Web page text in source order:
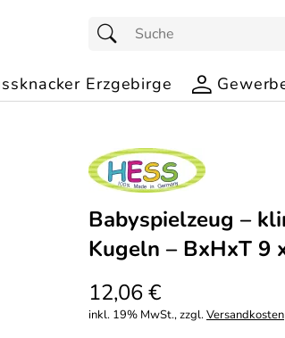
Erzgebirge
Babyspielzeug –
Kugeln – BxHxT 9
12,06 €
inkl. 19% MwSt., zzgl.Versandkosten